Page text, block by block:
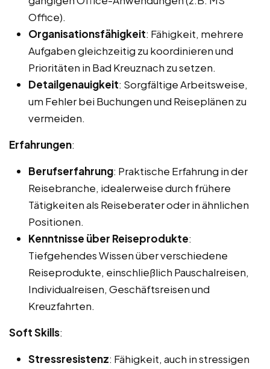
Office).
Organisationsfähigkeit: Fähigkeit, mehrere
Aufgaben gleichzeitig zu koordinieren und
Prioritäten in Bad Kreuznach zu setzen.
Detailgenauigkeit: Sorgfältige Arbeitsweise,
um Fehler bei Buchungen und Reiseplänen zu
vermeiden.
Erfahrungen:
Berufserfahrung: Praktische Erfahrung in der
Reisebranche, idealerweise durch frühere
Tätigkeiten als Reiseberater oder in ähnlichen
Positionen.
Kenntnisse über Reiseprodukte:
Tiefgehendes Wissen über verschiedene
Reiseprodukte, einschließlich Pauschalreisen,
Individualreisen, Geschäftsreisen und
Kreuzfahrten.
Soft Skills:
Stressresistenz: Fähigkeit, auch in stressigen